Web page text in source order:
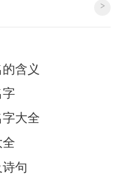
>
含义
字
大全
句